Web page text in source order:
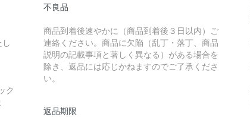
ク
不良品
商品到着後速やかに（商品到着後３日以内）ご
連絡ください。商品に欠陥（乱丁・落丁、商品
説明の記載事項と著しく異なる）がある場合を
除き、返品には応じかねますのでご了承くださ
い。
返品期限